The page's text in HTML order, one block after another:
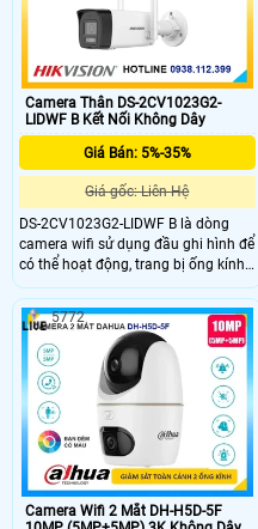
rẻ, KX-C31L là lựa chọn lý tưởng cho
nhu cầu giám sát ngoài trời.
Camera Thân DS-2CV1023G2-
LIDWF B Kết Nối Không Dây
Giá Bán: 5%-35%
Giá gốc: Liên Hệ
DS-2CV1023G2-LIDWF B là dòng
camera wifi sử dụng đầu ghi hình để
có thể hoạt động, trang bị ống kính
có độ phân giải 2.0MP cho ra hình
ảnh sắc nét, có hỗ trợ công nghệ
wifi 6, trang bị micro và loa giúp
đàm thoại 2 chiều, phân tích người
và phương tiện, nhìn có màu ban
đêm 30m.
Camera Wifi 2 Mắt DH-H5D-5F
5772